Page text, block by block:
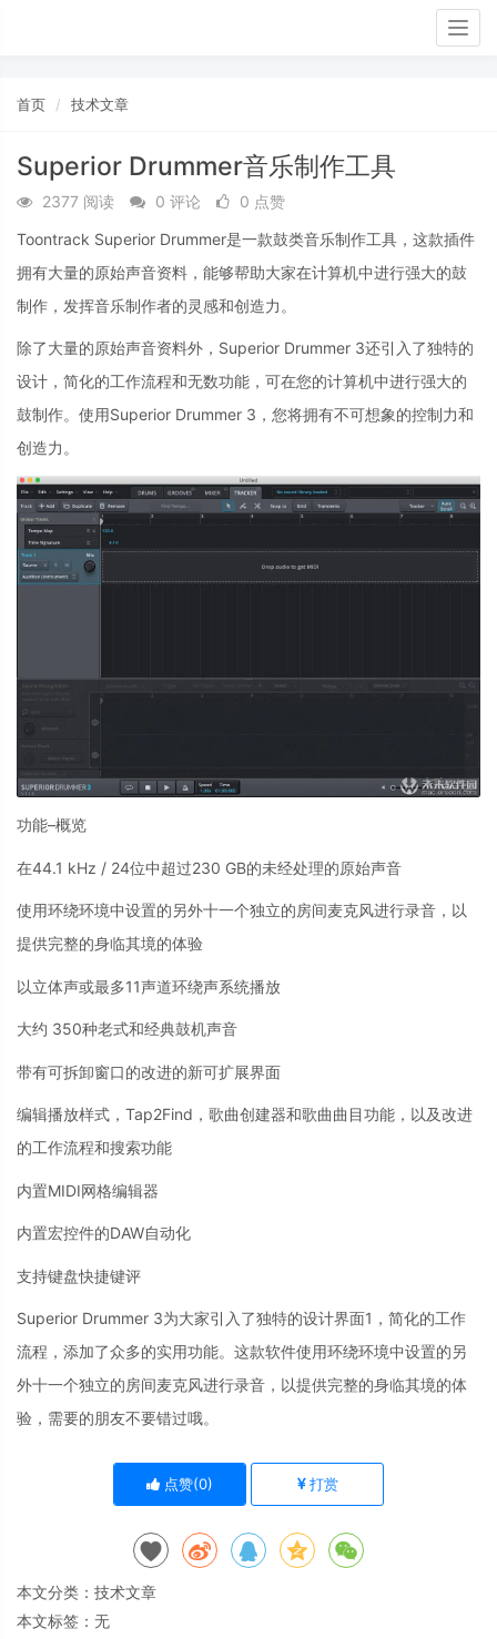
首页 技术文章
Superior Drummer音乐制作工具
2377 阅读 0 评论
0 点赞
Toontrack Superior Drummer是一款鼓类音乐制作工具，这款插件
拥有大量的原始声音资料，能够帮助大家在计算机中进行强大的鼓
制作，发挥音乐制作者的灵感和创造力。
除了大量的原始声音资料外，Superior Drummer 3还引入了独特的
设计，简化的工作流程和无数功能，可在您的计算机中进行强大的
鼓制作。使用Superior Drummer 3，您将拥有不可想象的控制力和
创造力。
功能–概览
在44.1 kHz / 24位中超过230 GB的未经处理的原始声音
使用环绕环境中设置的另外十一个独立的房间麦克风进行录音，以
提供完整的身临其境的体验
以立体声或最多11声道环绕声系统播放
大约 350种老式和经典鼓机声音
带有可拆卸窗口的改进的新可扩展界面
编辑播放样式，Tap2Find，歌曲创建器和歌曲曲目功能，以及改进
的工作流程和搜索功能
内置MIDI网格编辑器
内置宏控件的DAW自动化
支持键盘快捷键评
Superior Drummer 3为大家引入了独特的设计界面1，简化的工作
流程，添加了众多的实用功能。这款软件使用环绕环境中设置的另
外十一个独立的房间麦克风进行录音，以提供完整的身临其境的体
验，需要的朋友不要错过哦。
点赞(0) 打赏
本文分类： 技术文章
本文标签：无